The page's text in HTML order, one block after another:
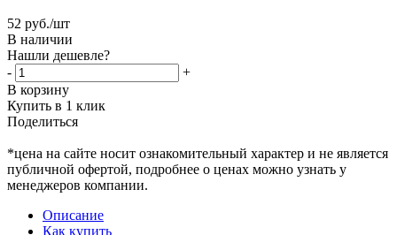
52 руб./шт
В наличии
Нашли дешевле?
-
+
В корзину
Купить в 1 клик
Поделиться
*цена на сайте носит ознакомительный характер и не является
публичной офертой, подробнее о ценах можно узнать у
менеджеров компании.
Описание
Как купить